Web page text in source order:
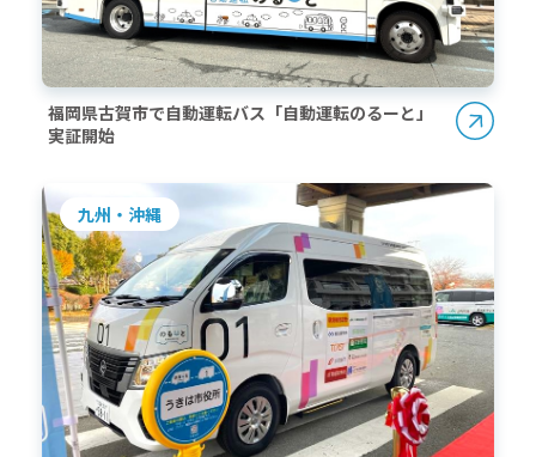
福岡県古賀市で自動運転バス「自動運転のるーと」
実証開始
九州・沖縄